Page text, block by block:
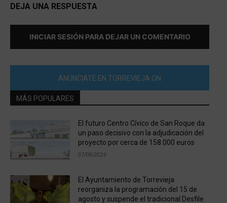
DEJA UNA RESPUESTA
INICIAR SESIÓN PARA DEJAR UN COMENTARIO
ANÚNCIATE EN TORREVIEJA ON
MÁS POPULARES
El futuro Centro Cívico de San Roque da
un paso decisivo con la adjudicación del
proyecto por cerca de 158.000 euros
07/08/2026
El Ayuntamiento de Torrevieja
reorganiza la programación del 15 de
agosto y suspende el tradicional Desfile